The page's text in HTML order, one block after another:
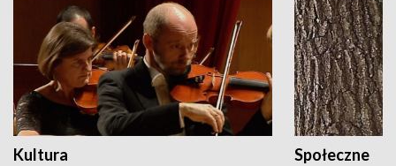
Kultura Społeczne